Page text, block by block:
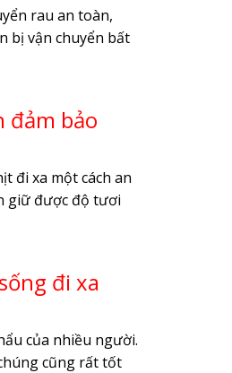
rau an toàn,
bị vận chuyển bất
đảm bảo
đi xa một cách an
giữ được độ tươi
đi xa
của nhiều người.
cũng rất tốt